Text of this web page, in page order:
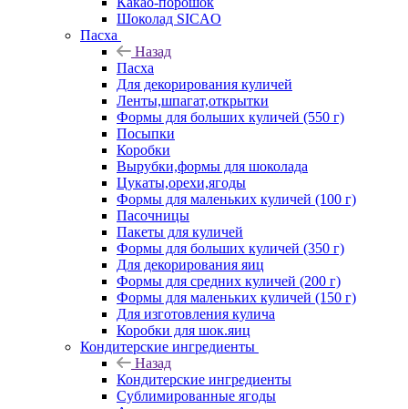
Шоколад SICAO
Пасха
Назад
Пасха
Для декорирования куличей
Ленты,шпагат,открытки
Формы для больших куличей (550 г)
Посыпки
Коробки
Вырубки,формы для шоколада
Цукаты,орехи,ягоды
Формы для маленьких куличей (100 г)
Пасочницы
Пакеты для куличей
Формы для больших куличей (350 г)
Для декорирования яиц
Формы для средних куличей (200 г)
Формы для маленьких куличей (150 г)
Для изготовления кулича
Коробки для шок.яиц
Кондитерские ингредиенты
Назад
Кондитерские ингредиенты
Сублимированные ягоды